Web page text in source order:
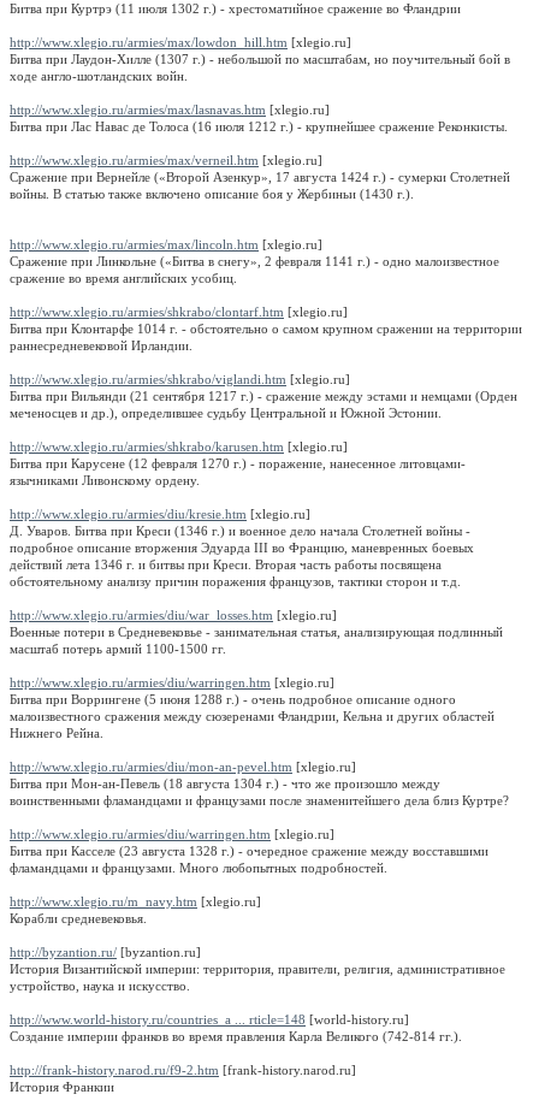
Битва при Куртрэ (11 июля 1302 г.) - хрестоматийное сражение во Фландрии
http://www.xlegio.ru/armies/max/lowdon_hill.htm [xlegio.ru]
Битва при Лаудон-Хилле (1307 г.) - небольшой по масштабам, но поучительный бой в
ходе англо-шотландских войн.
http://www.xlegio.ru/armies/max/lasnavas.htm [xlegio.ru]
Битва при Лас Навас де Толоса (16 июля 1212 г.) - крупнейшее сражение Реконкисты.
http://www.xlegio.ru/armies/max/verneil.htm [xlegio.ru]
Сражение при Вернейле («Второй Азенкур», 17 августа 1424 г.) - сумерки Столетней
войны. В статью также включено описание боя у Жербиньи (1430 г.).
http://www.xlegio.ru/armies/max/lincoln.htm [xlegio.ru]
Сражение при Линкольне («Битва в снегу», 2 февраля 1141 г.) - одно малоизвестное
сражение во время английских усобиц.
http://www.xlegio.ru/armies/shkrabo/clontarf.htm [xlegio.ru]
Битва при Клонтарфе 1014 г. - обстоятельно о самом крупном сражении на территории
раннесредневековой Ирландии.
http://www.xlegio.ru/armies/shkrabo/viglandi.htm [xlegio.ru]
Битва при Вильянди (21 сентября 1217 г.) - сражение между эстами и немцами (Орден
меченосцев и др.), определившее судьбу Центральной и Южной Эстонии.
http://www.xlegio.ru/armies/shkrabo/karusen.htm [xlegio.ru]
Битва при Карусене (12 февраля 1270 г.) - поражение, нанесенное литовцами-
язычниками Ливонскому ордену.
http://www.xlegio.ru/armies/diu/kresie.htm [xlegio.ru]
Д. Уваров. Битва при Креси (1346 г.) и военное дело начала Столетней войны -
подробное описание вторжения Эдуарда III во Францию, маневренных боевых
действий лета 1346 г. и битвы при Креси. Вторая часть работы посвящена
обстоятельному анализу причин поражения французов, тактики сторон и т.д.
http://www.xlegio.ru/armies/diu/war_losses.htm [xlegio.ru]
Военные потери в Средневековье - занимательная статья, анализирующая подлинный
масштаб потерь армий 1100-1500 гг.
http://www.xlegio.ru/armies/diu/warringen.htm [xlegio.ru]
Битва при Воррингене (5 июня 1288 г.) - очень подробное описание одного
малоизвестного сражения между сюзеренами Фландрии, Кельна и других областей
Нижнего Рейна.
http://www.xlegio.ru/armies/diu/mon-an-pevel.htm [xlegio.ru]
Битва при Мон-ан-Певель (18 августа 1304 г.) - что же произошло между
воинственными фламандцами и французами после знаменитейшего дела близ Куртре?
http://www.xlegio.ru/armies/diu/warringen.htm [xlegio.ru]
Битва при Касселе (23 августа 1328 г.) - очередное сражение между восставшими
фламандцами и французами. Много любопытных подробностей.
http://www.xlegio.ru/m_navy.htm [xlegio.ru]
Корабли средневековья.
http://byzantion.ru/ [byzantion.ru]
История Византийской империи: территория, правители, религия, административное
устройство, наука и искусство.
http://www.world-history.ru/countries_a ... rticle=148 [world-history.ru]
Создание империи франков во время правления Карла Великого (742-814 гг.).
http://frank-history.narod.ru/f9-2.htm [frank-history.narod.ru]
История Франкии